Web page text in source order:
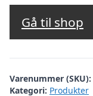
Gå til shop
Varenummer (SKU):
Kategori: Produkter